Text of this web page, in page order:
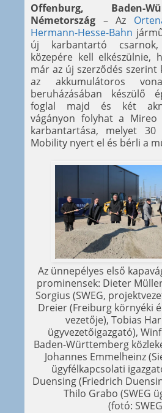
Offenburg, Baden-
Németország – Az
Hermann-Hesse-Bahn
új karbantartó
közepére kell elkészülnie,
már az új szerződés szerint
az akkumulátoros
beruházásában készülő
foglal majd és két
vágányon folyhat a
karbantartása, melyet
Mobility nyert el és bérli a
Az ünnepélyes első
prominensek: Dieter
Sorgius (SWEG,
Dreier (Freiburg környéki
vezetője), Tobias
ügyvezetőigazgató),
Baden-Württemberg
Johannes Emmelheinz
ügyfélkapcsolati
Duensing (Friedrich
Thilo Grabo (SWEG
(fotó: